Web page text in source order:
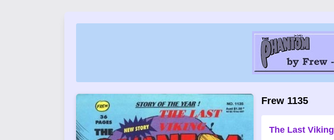
Frew 1135
The Last Viking